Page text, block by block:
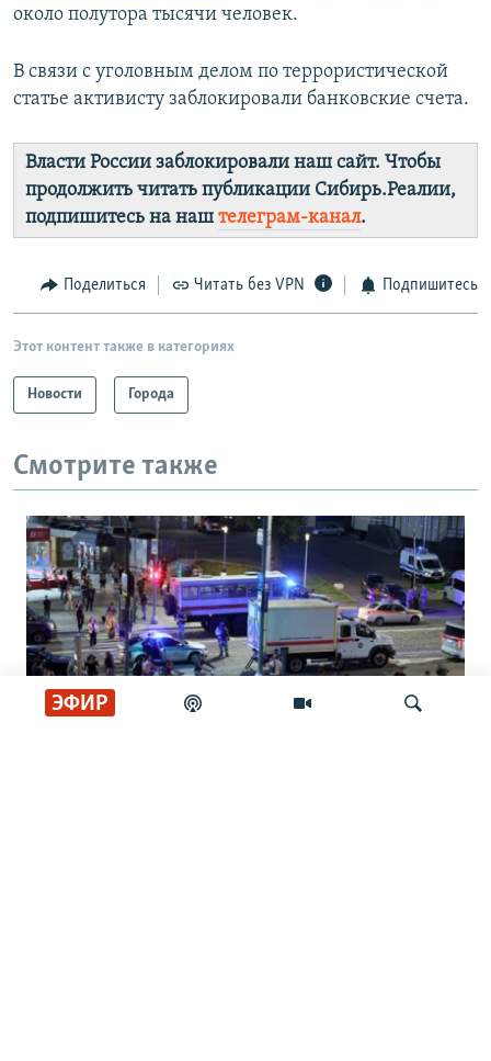
ЭФИР
около полутора тысячи человек.
В связи с уголовным делом по террористической
статье активисту заблокировали банковские счета.
Власти России заблокировали наш сайт. Чтобы
продолжить читать публикации Сибирь.Реалии,
подпишитесь на наш телеграм-канал.
Поделиться Читать без VPN Подпишитесь
Этот контент также в категориях
Новости Города
Смотрите также